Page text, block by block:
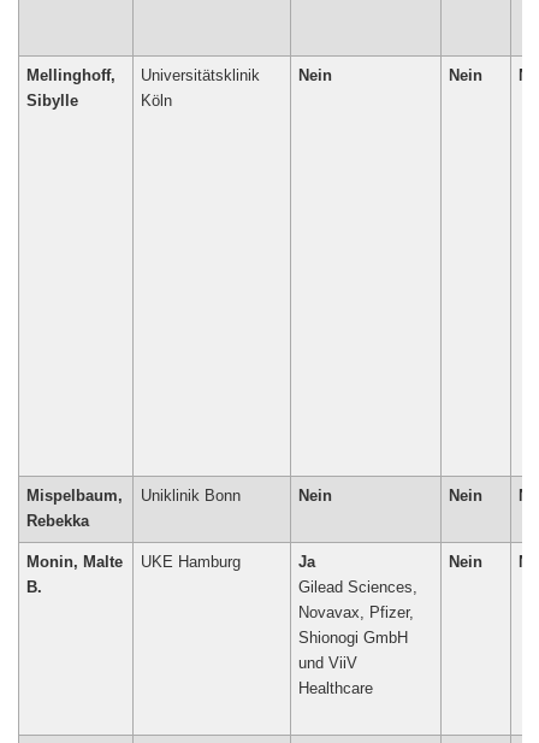
Mellinghoff,
Sibylle
Universitätsklinik
Köln
Nein Nein
Mispelbaum,
Rebekka
Uniklinik Bonn Nein Nein
Monin, Malte
B.
UKE Hamburg
Ja
Gilead Sciences,
Novavax, Pfizer,
Shionogi GmbH
und ViiV
Healthcare
Nein